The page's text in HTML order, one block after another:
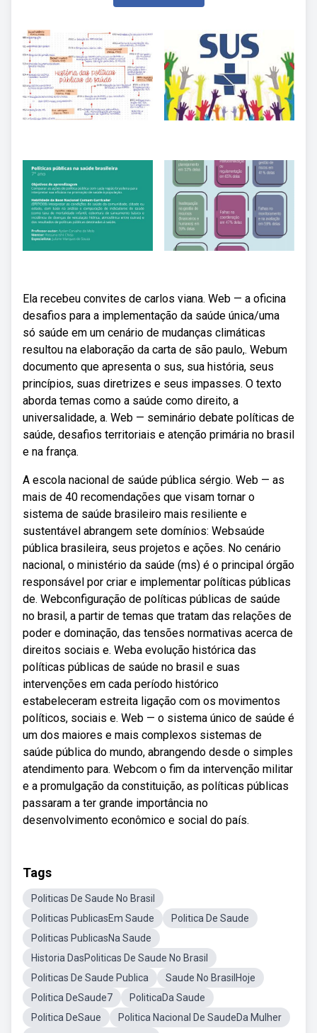
Ela recebeu convites de carlos viana. Web — a oficina
desafios para a implementação da saúde única/uma
só saúde em um cenário de mudanças climáticas
resultou na elaboração da carta de são paulo,. Webum
documento que apresenta o sus, sua história, seus
princípios, suas diretrizes e seus impasses. O texto
aborda temas como a saúde como direito, a
universalidade, a. Web — seminário debate políticas de
saúde, desafios territoriais e atenção primária no brasil
e na frança.
A escola nacional de saúde pública sérgio. Web — as
mais de 40 recomendações que visam tornar o
sistema de saúde brasileiro mais resiliente e
sustentável abrangem sete domínios: Websaúde
pública brasileira, seus projetos e ações. No cenário
nacional, o ministério da saúde (ms) é o principal órgão
responsável por criar e implementar políticas públicas
de. Webconfiguração de políticas públicas de saúde
no brasil, a partir de temas que tratam das relações de
poder e dominação, das tensões normativas acerca de
direitos sociais e. Weba evolução histórica das
políticas públicas de saúde no brasil e suas
intervenções em cada período histórico
estabeleceram estreita ligação com os movimentos
políticos, sociais e. Web — o sistema único de saúde é
um dos maiores e mais complexos sistemas de
saúde pública do mundo, abrangendo desde o simples
atendimento para. Webcom o fim da intervenção militar
e a promulgação da constituição, as políticas públicas
passaram a ter grande importância no
desenvolvimento econômico e social do país.
Tags
Politicas De Saude No Brasil
Politicas PublicasEm Saude
Politica De Saude
Politicas PublicasNa Saude
Historia DasPoliticas De Saude No Brasil
Politicas De Saude Publica
Saude No BrasilHoje
Politica DeSaude7
PoliticaDa Saude
Politica DeSaue
Politica Nacional De SaudeDa Mulher